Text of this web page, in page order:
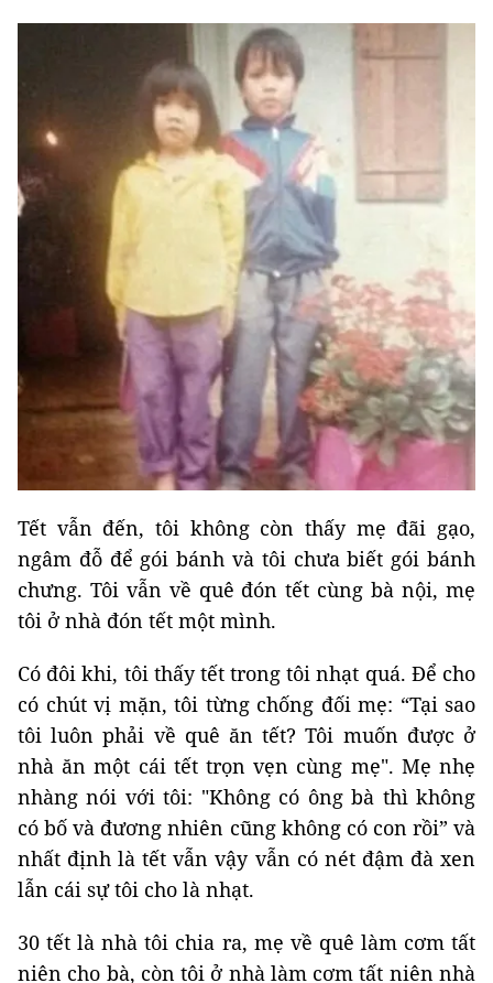
Tết vẫn đến, tôi không còn thấy mẹ đãi gạo,
ngâm đỗ để gói bánh và tôi chưa biết gói bánh
chưng. Tôi vẫn về quê đón tết cùng bà nội, mẹ
tôi ở nhà đón tết một mình.
Có đôi khi, tôi thấy tết trong tôi nhạt quá. Để cho
có chút vị mặn, tôi từng chống đối mẹ: “Tại sao
tôi luôn phải về quê ăn tết? Tôi muốn được ở
nhà ăn một cái tết trọn vẹn cùng mẹ". Mẹ nhẹ
nhàng nói với tôi: "Không có ông bà thì không
có bố và đương nhiên cũng không có con rồi” và
nhất định là tết vẫn vậy vẫn có nét đậm đà xen
lẫn cái sự tôi cho là nhạt.
30 tết là nhà tôi chia ra, mẹ về quê làm cơm tất
niên cho bà, còn tôi ở nhà làm cơm tất niên nhà